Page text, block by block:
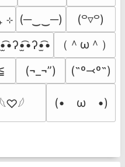
⊹ (─‿‿─)
(꒪▿꒪)
（＾ω＾）
(¬_¬”) (˶º⤙º˶)
𓆩♡𓆪 (•　ω　•)